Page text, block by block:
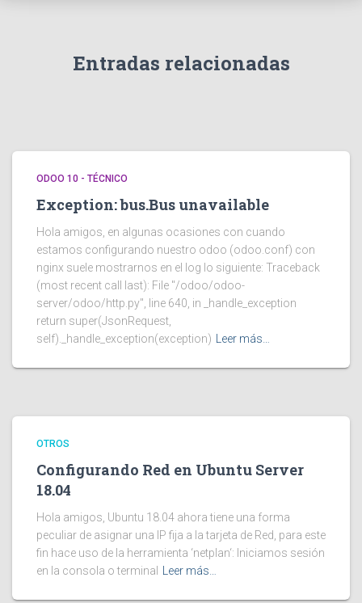
Entradas relacionadas
ODOO 10 - TÉCNICO
Exception: bus.Bus unavailable
Hola amigos, en algunas ocasiones con cuando
estamos configurando nuestro odoo (odoo.conf) con
nginx suele mostrarnos en el log lo siguiente: Traceback
(most recent call last): File "/odoo/odoo-
server/odoo/http.py", line 640, in _handle_exception
return super(JsonRequest,
self)._handle_exception(exception) Leer más…
OTROS
Configurando Red en Ubuntu Server
18.04
Hola amigos, Ubuntu 18.04 ahora tiene una forma
peculiar de asignar una IP fija a la tarjeta de Red, para este
fin hace uso de la herramienta ‘netplan‘: Iniciamos sesión
en la consola o terminal
Leer más…